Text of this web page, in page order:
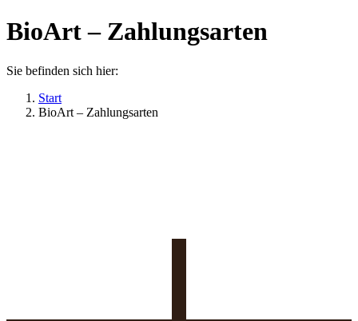
BioArt – Zahlungsarten
Sie befinden sich hier:
Start
BioArt – Zahlungsarten